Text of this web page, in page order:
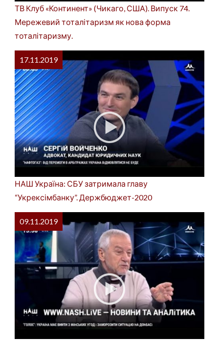
ТВ Клуб «Континент» (Чикаго, США). Випуск 74.
Мережевий тоталітаризм як нова форма
тоталітаризму.
17.11.2019
НАШ Україна: СБУ затримала главу
“Укрексімбанку”. Держбюджет-2020
09.11.2019